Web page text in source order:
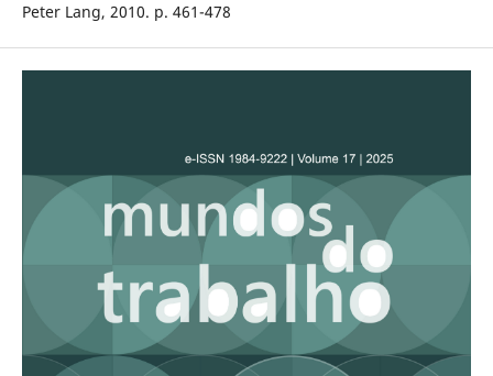
Peter Lang, 2010. p. 461-478